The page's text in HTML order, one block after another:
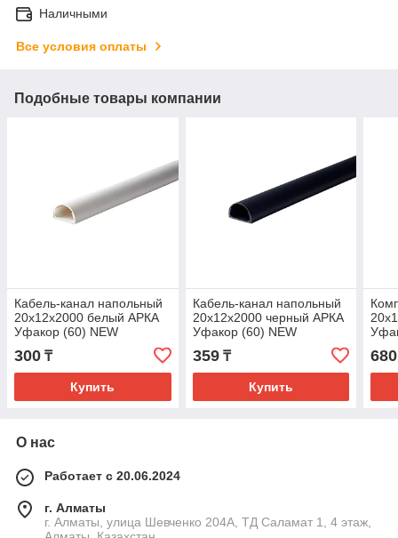
Наличными
Все условия оплаты
Подобные товары компании
Кабель-канал напольный
20х12х2000 белый АРКА
Уфакор (60) NEW
300 ₸
Купить
Кабель-канал напольный
20х12х2000 черный АРКА
Уфакор (60) NEW
359₸
Купить
680
О нас
Работает с 20.06.2024
г. Алматы
г. Алматы, улица Шевченко 204А, ТД Саламат 1, 4 этаж,